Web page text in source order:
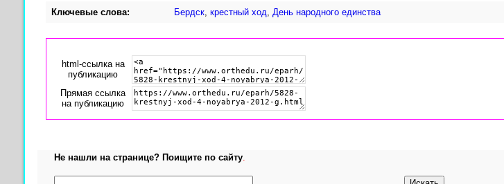
Ключевые слова: Бердск крестный ход День народного единства
html-cсылка на
публикацию
Прямая ссылка
на публикацию
Не нашли на странице? Поищите по сайту.